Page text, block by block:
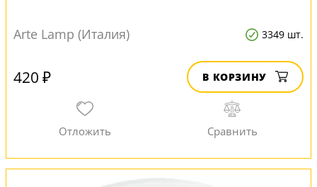
Arte Lamp (Италия) 3349 шт.
420 ₽ В КОРЗИНУ